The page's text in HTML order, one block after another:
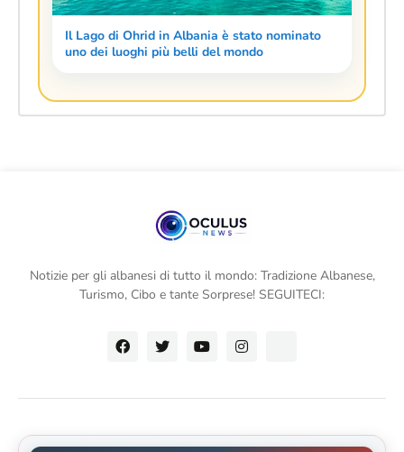
Il Lago di Ohrid in Albania è stato nominato
uno dei luoghi più belli del mondo
Notizie per gli albanesi di tutto il mondo: Tradizione Albanese,
Turismo, Cibo e tante Sorprese! SEGUITECI: